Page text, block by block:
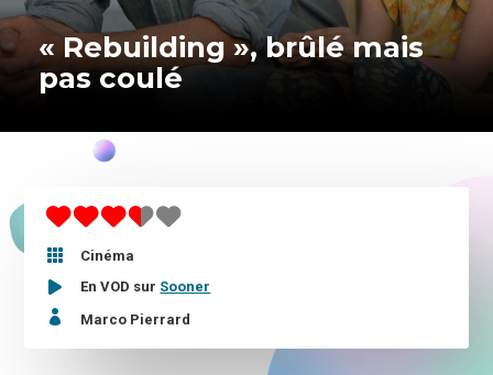
« Rebuilding », brûlé mais
pas coulé

Cinéma
En VOD sur Sooner
 Marco Pierrard